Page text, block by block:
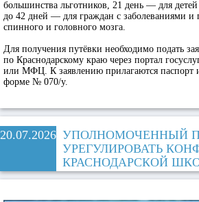
большинства льготников, 21 день — для
до 42 дней — для граждан с заболеваниями и
спинного и головного мозга.
Для получения путёвки необходимо подать
по Краснодарскому краю через портал
или МФЦ. К заявлению прилагаются паспорт
форме № 070/у.
20.07.2026 УПОЛНОМОЧЕННЫЙ
УРЕГУЛИРОВАТЬ
КРАСНОДАРСКОЙ